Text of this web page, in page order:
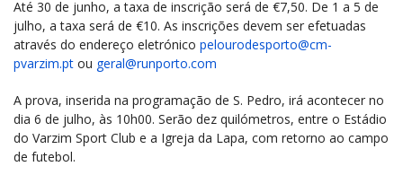
Até 30 de junho, a taxa de inscrição será de €7,50. De 1 a 5 de
julho, a taxa será de €10. As inscrições devem ser efetuadas
através do endereço eletrónico pelourodesporto@cm-
pvarzim.pt ou geral@runporto.com
A prova, inserida na programação de S. Pedro, irá acontecer no
dia 6 de julho, às 10h00. Serão dez quilómetros, entre o Estádio
do Varzim Sport Club e a Igreja da Lapa, com retorno ao campo
de futebol.